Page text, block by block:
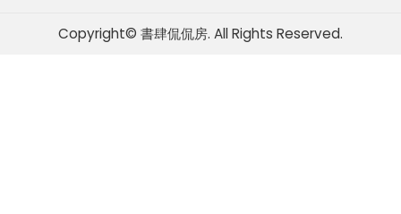
Copyright© 書肆侃侃房. All Rights Reserved.